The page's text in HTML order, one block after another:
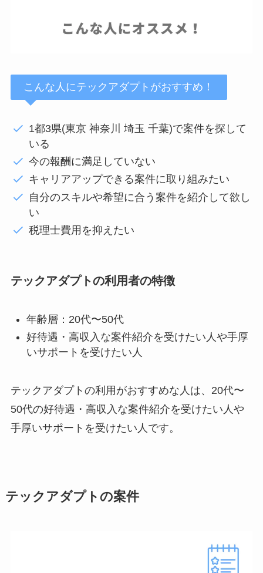
こんな人にテックアダプトがおすすめ！
1都3県(東京 神奈川 埼玉 千葉)で案件を探して
いる
今の報酬に満足していない
キャリアアップできる案件に取り組みたい
自分のスキルや希望に合う案件を紹介して欲し
い
税理士費用を抑えたい
テックアダプトの利用者の特徴
年齢層：20代〜50代
好待遇・高収入な案件紹介を受けたい人や手厚
いサポートを受けたい人
テックアダプトの利用がおすすめな人は、20代〜
50代の好待遇・高収入な案件紹介を受けたい人や
手厚いサポートを受けたい人です。
テックアダプトの案件